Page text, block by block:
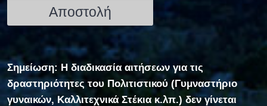
Σημείωση: Η διαδικασία αιτήσεων για τις
δραστηριότητες του Πολιτιστικού (Γυμναστήριο
γυναικών, Καλλιτεχνικά Στέκια κ.λπ.) δεν γίνεται